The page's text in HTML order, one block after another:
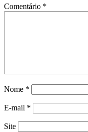
Comentário *
Nome *
E-mail *
Site